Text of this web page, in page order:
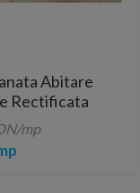
Abitare
Rectificata
mp